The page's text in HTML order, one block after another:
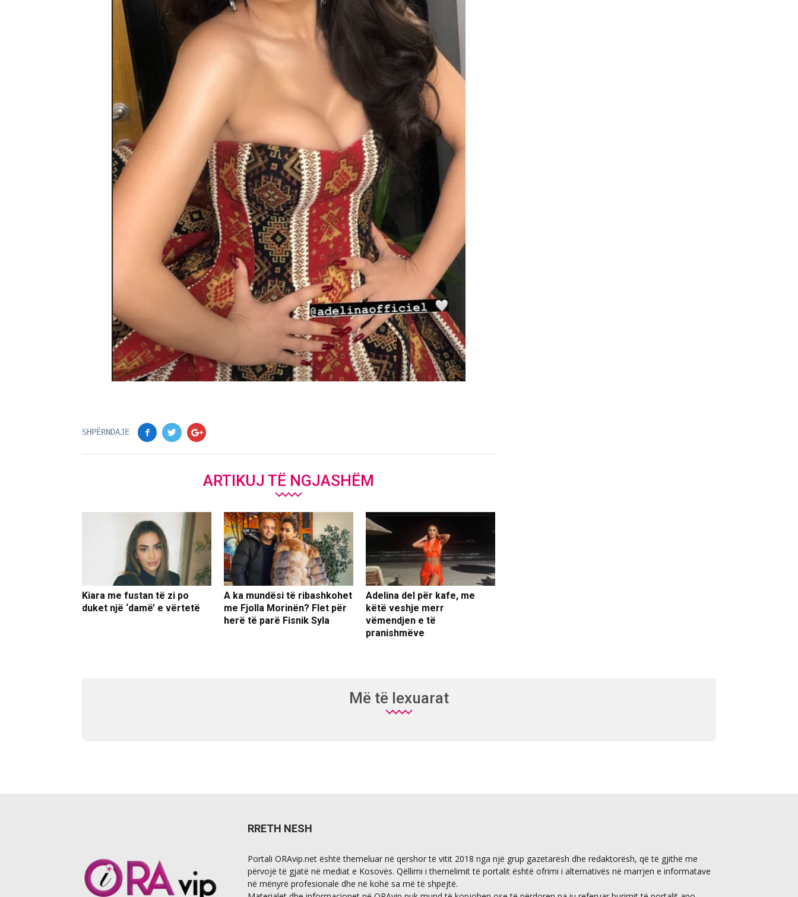
SHPËRNDAJE
ARTIKUJ TË NGJASHËM
Kiara me fustan të zi po
duket një ‘damë’ e vërtetë
A ka mundësi të ribashkohet
me Fjolla Morinën? Flet për
herë të parë Fisnik Syla
Adelina del për kafe, me
këtë veshje merr
vëmendjen e të
pranishmëve
Më të lexuarat
RRETH NESH
Portali ORAvip.net është themeluar në qershor të vitit 2018 nga një grup gazetarësh dhe redaktorësh, që të gjithë me
përvojë të gjatë në mediat e Kosovës. Qëllimi i themelimit të portalit është ofrimi i alternativës në marrjen e informatave
në mënyrë profesionale dhe në kohë sa më të shpejtë.